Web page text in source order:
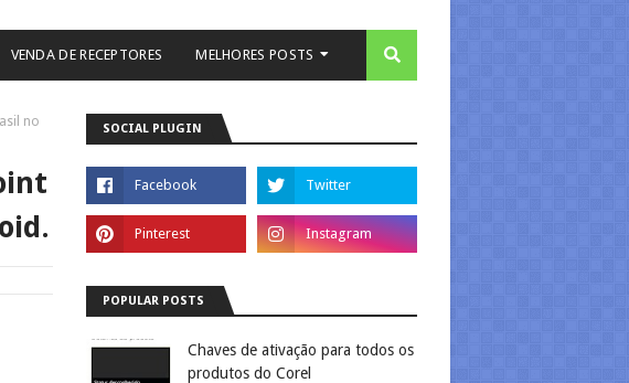
VENDA DE RECEPTORES MELHORES POSTS
no
SOCIAL PLUGIN
POPULAR POSTS
Chaves de ativação para todos os
produtos do Corel